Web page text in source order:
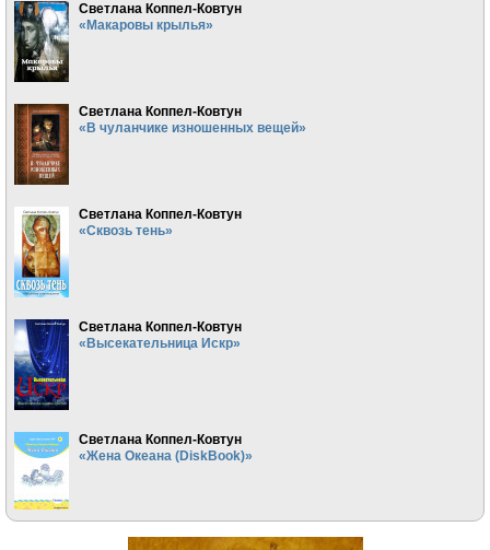
Светлана Коппел-Ковтун
«Макаровы крылья»
Светлана Коппел-Ковтун
«В чуланчике изношенных вещей»
Светлана Коппел-Ковтун
«Сквозь тень»
Светлана Коппел-Ковтун
«Высекательница Искр»
Светлана Коппел-Ковтун
«Жена Океана (DiskBook)»